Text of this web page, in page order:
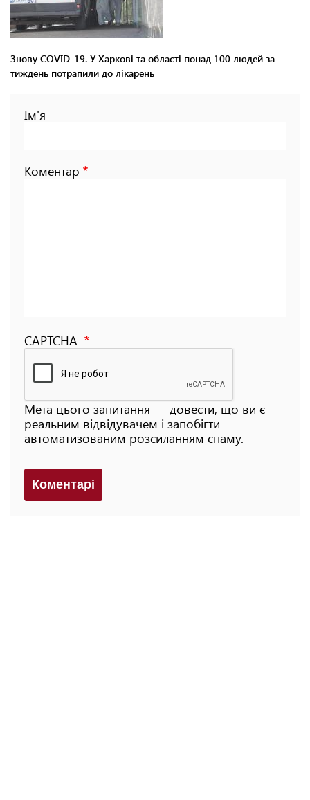
Знову COVID-19. У Харкові та області понад 100 людей за
тиждень потрапили до лікарень
Ім'я
Коментар
CAPTCHA
Мета цього запитання — довести, що ви є
реальним відвідувачем і запобігти
автоматизованим розсиланням спаму.
Коментарi